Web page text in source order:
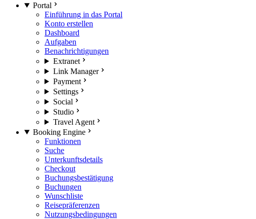
Portal
Einführung in das Portal
Konto erstellen
Dashboard
Aufgaben
Benachrichtigungen
Extranet
Link Manager
Payment
Settings
Social
Studio
Travel Agent
Booking Engine
Funktionen
Suche
Unterkunftsdetails
Checkout
Buchungsbestätigung
Buchungen
Wunschliste
Reisepräferenzen
Nutzungsbedingungen